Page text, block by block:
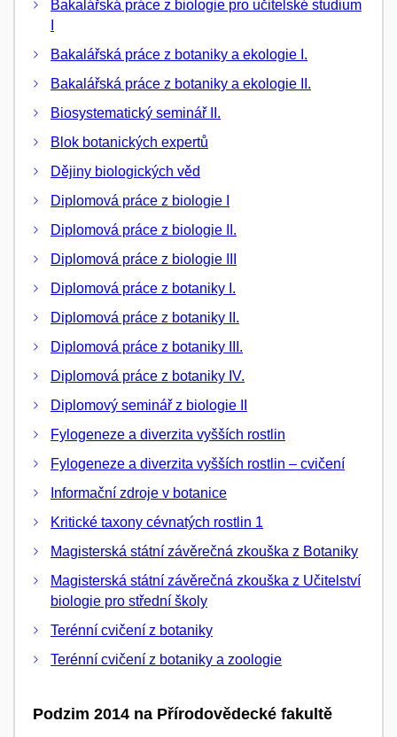
Bakalářská práce z biologie pro učitelské studium
Bakalářská práce z botaniky a ekologie I.
Bakalářská práce z botaniky a ekologie II.
Biosystematický seminář II.
Blok botanických expertů
Dějiny biologických věd
Diplomová práce z biologie I
Diplomová práce z biologie II.
Diplomová práce z biologie III
Diplomová práce z botaniky I.
Diplomová práce z botaniky II.
Diplomová práce z botaniky III.
Diplomová práce z botaniky IV.
Diplomový seminář z biologie II
Fylogeneze a diverzita vyšších rostlin
Fylogeneze a diverzita vyšších rostlin – cvičení
Informační zdroje v botanice
Kritické taxony cévnatých rostlin 1
Magisterská státní závěrečná zkouška z Botaniky
Magisterská státní závěrečná zkouška z Učitelství
biologie pro střední školy
Terénní cvičení z botaniky
Terénní cvičení z botaniky a zoologie
Podzim 2014 na Přírodovědecké fakultě